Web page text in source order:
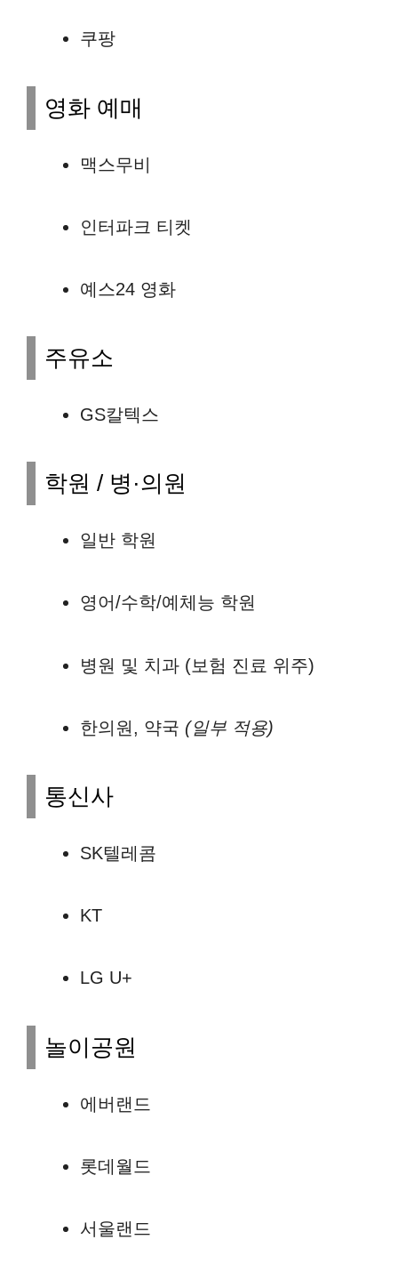
쿠팡
영화 예매
맥스무비
인터파크 티켓
예스24 영화
주유소
GS칼텍스
학원 / 병·의원
일반 학원
영어/수학/예체능 학원
병원 및 치과 (보험 진료 위주)
한의원, 약국 (일부 적용)
통신사
SK텔레콤
KT
LG U+
놀이공원
에버랜드
롯데월드
서울랜드